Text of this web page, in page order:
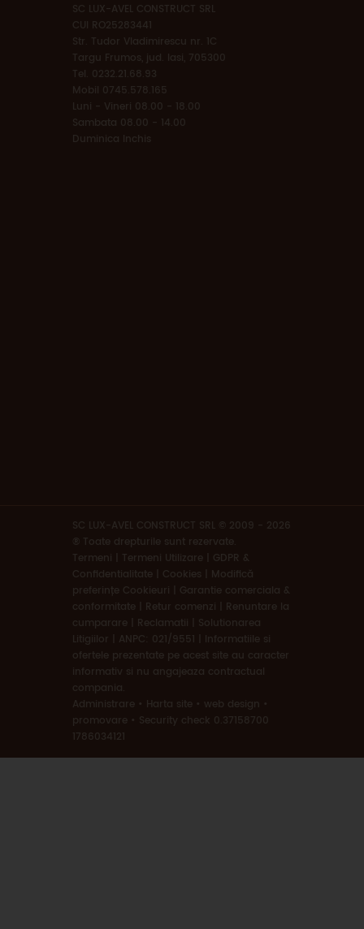
SC LUX-AVEL CONSTRUCT SRL
CUI RO25283441
Str. Tudor Vladimirescu nr. 1C
Targu Frumos, jud. Iasi, 705300
Tel. 0232.21.68.93
Mobil 0745.578.165
Luni - Vineri 08.00 - 18.00
Sambata 08.00 - 14.00
Duminica Inchis
SC LUX-AVEL CONSTRUCT SRL © 2009 - 2026
® Toate drepturile sunt rezervate.
Termeni
Termeni Utilizare | GDPR &
Confidentialitate | Cookies
Modifică
preferințe Cookieuri
Garantie comerciala &
conformitate
Retur comenzi
Renuntare la
cumparare
Reclamatii
Solutionarea
Litigiilor
ANPC: 021/9551
Informatiile si
ofertele prezentate pe acest site au caracter
informativ si nu angajeaza contractual
compania.
Administrare • Harta site • web design
•
promovare • Security check 0.37158700
1786034121